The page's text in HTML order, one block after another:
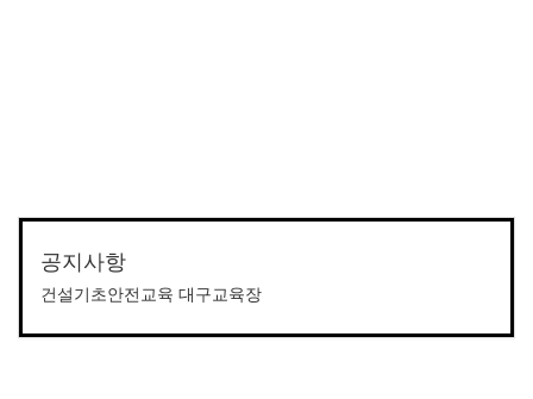
공지사항
건설기초안전교육 대구교육장